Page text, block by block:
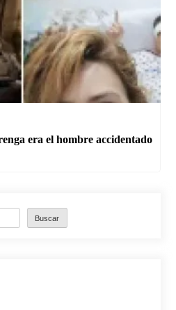
era el hombre accidentado
Buscar